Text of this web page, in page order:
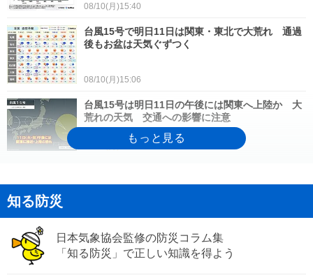
08/10(月)15:40
台風15号で明日11日は関東・東北で大荒れ 通過
後もお盆は天気ぐずつく
08/10(月)15:06
台風15号は明日11日の午後には関東へ上陸か 大
荒れの天気 交通への影響に注意
08/10(月)13:28
日本など厳しい暑さ 2週間天気
台風15号 明日11日は関東・東北に接近・上陸の
おそれ 異例の進路で北陸へ
知る防災
日本気象協会監修の防災コラム集
「知る防災」で正しい知識を得よう